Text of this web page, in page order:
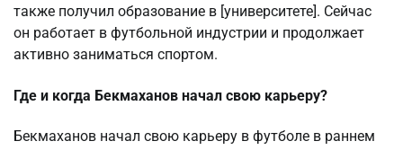
также получил образование в [университете]. Сейчас
он работает в футбольной индустрии и продолжает
активно заниматься спортом.
Где и когда Бекмаханов начал свою карьеру?
Бекмаханов начал свою карьеру в футболе в раннем